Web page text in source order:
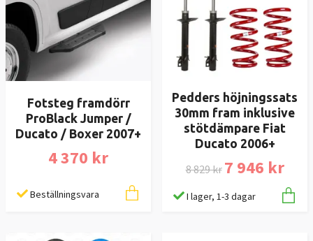
Fotsteg framdörr
ProBlack Jumper /
Ducato / Boxer 2007+
4 370 kr
Beställningsvara
Pedders höjningssats
30mm fram inklusive
stötdämpare Fiat
Ducato 2006+
8 829 kr 7 946 kr
I lager, 1-3 dagar